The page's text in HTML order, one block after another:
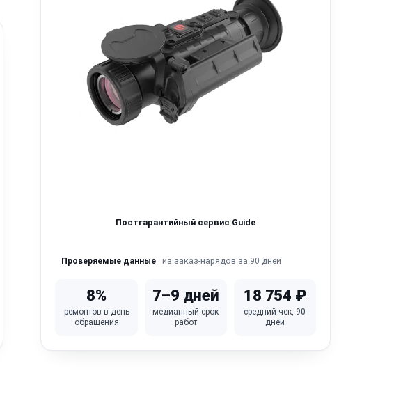
Постгарантийный сервис Guide
Проверяемые данные из заказ-нарядов за 90 дней
8%
ремонтов в день
обращения
7–9 дней
медианный срок
работ
18 754 ₽
средний чек, 90
дней